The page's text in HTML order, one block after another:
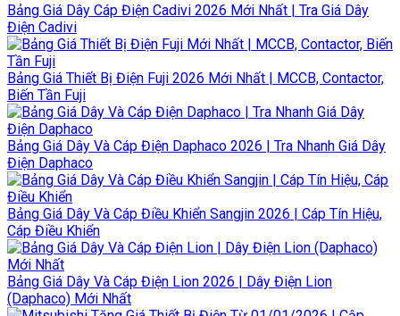
Bảng Giá Dây Cáp Điện Cadivi 2026 Mới Nhất | Tra Giá Dây
Điện Cadivi
Bảng Giá Thiết Bị Điện Fuji 2026 Mới Nhất | MCCB, Contactor,
Biến Tần Fuji
Bảng Giá Dây Và Cáp Điện Daphaco 2026 | Tra Nhanh Giá Dây
Điện Daphaco
Bảng Giá Dây Và Cáp Điều Khiển Sangjin 2026 | Cáp Tín Hiệu,
Cáp Điều Khiển
Bảng Giá Dây Và Cáp Điện Lion 2026 | Dây Điện Lion
(Daphaco) Mới Nhất